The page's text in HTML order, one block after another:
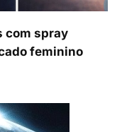
com spray
feminino